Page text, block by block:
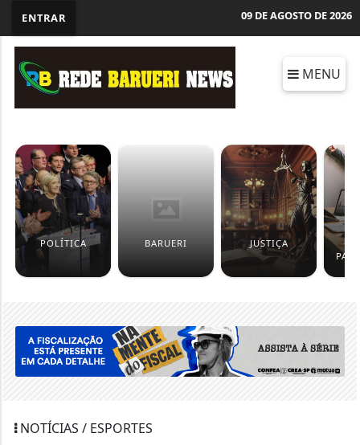
ENTRAR 09 DE AGOSTO DE 2026
MENU
POLÍTICA BARUERI JUSTIÇA
NOTÍCIAS / ESPORTES